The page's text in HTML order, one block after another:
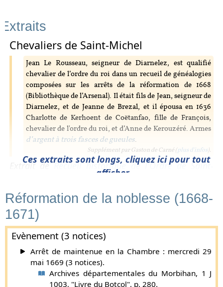
Extraits
Chevaliers de Saint-Michel
Jean Le Rousseau, seigneur de Diarnelez, est qualifié
chevalier de l’ordre du roi dans un recueil de généalogies
composées sur les arrêts de la réformation de 1668
(Bibliothèque de l’Arsenal). Il était fils de Jean, seigneur de
Diarnelez, et de Jeanne de Brezal, et il épousa en 1636
Charlotte de Kerhoent de Coëtanfao, fille de François,
chevalier de l'ordre du roi, et d’Anne de Kerouzéré. Armes
d’argent à trois fasces de gueules.
Supplément par Gaston de Carné ( plus d'infos).
Extrait deRecueil historique de l'Ordre de Saint-
Réformation de la noblesse (1668-1671),
maintenue (1669)
Le Rousseau
D'azur à trois fasces de gueules.
Alain Le Rousseau, vivoit avant 1400, épousa Alix
Adam.
I.a Henri Le Rousseau, épousa Marie, dame de la
Ces extraits sont longs, cliquez ici pour tout
afficher...
Réformation de la noblesse (1668-
1671)
Evènement (3 notices)
Arrêt de maintenue en la Chambre : mercredi 29
mai 1669 (3 notices).
Archives départementales du Morbihan, 1 J
1003, "Livre du Botcol", p. 280.